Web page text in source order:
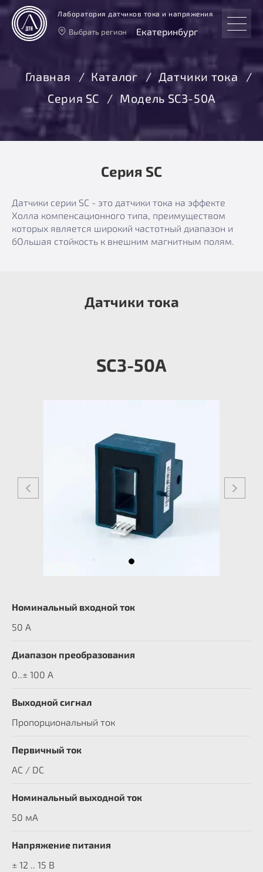
Лаборатория датчиков тока и напряжения
Выбрать регион Екатеринбург
Москва
Санкт-Петербург
Екатеринбург
Новосибирск
Главная Каталог
Датчики тока
Серия SC
Модель SC3-50A
Серия SC
Датчики серии SC - это датчики тока на эффекте
Холла компенсационного типа, преимуществом
которых является широкий частотный диапазон и
бОльшая стойкость к внешним магнитным полям.
Датчики тока
SC3-50A
Номинальный входной ток
50 A
Диапазон преобразования
0..± 100 А
Выходной сигнал
Пропорциональный ток
Первичный ток
AC / DC
Номинальный выходной ток
50 мА
Напряжение питания
± 12 .. 15 В